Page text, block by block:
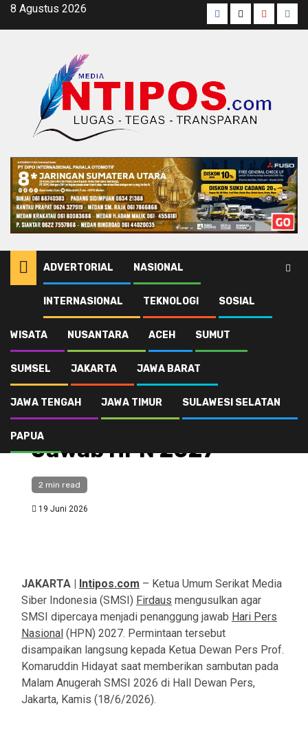
Skip8 Agustus 2026 Facebook
TwitterYoutube
ADVERTORIAL NASIONAL
INTERNASIONAL TEKNOLOGI SOSIAL
WISATA NUSANTARA ACEH SUMUT
SUMSEL JAKARTA JAWA BARAT
JAWA TENGAH JAWA TIMUR SULAWESI SELATAN
PAPUA
Publik
Firdaus Minta SMSI Jadi Penanggung Jawab HPN 2027
Jakarta Publik
Firdaus Minta SMSI
Jadi Penanggung
Jawab HPN 2027
2 min read
19 Juni 2026
JAKARTA | Intipos.com – Ketua Umum Serikat Media
Siber Indonesia (SMSI) Firdaus mengusulkan agar
SMSI dipercaya menjadi penanggung jawab Hari Pers
Nasional (HPN) 2027. Permintaan tersebut
disampaikan langsung kepada Ketua Dewan Pers Prof.
Komaruddin Hidayat saat memberikan sambutan pada
Malam Anugerah SMSI 2026 di Hall Dewan Pers,
Jakarta, Kamis (18/6/2026).